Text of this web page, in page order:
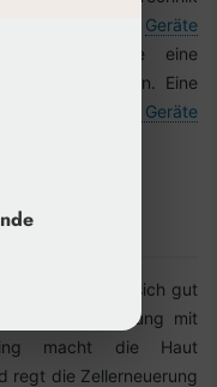
bieten sich Geräte
an, die eine
ermöglichen. Eine
und Geräte
für
Händen lässt sich gut
Vorbehandlung mit
macht die Haut
regt die Zellerneuerung